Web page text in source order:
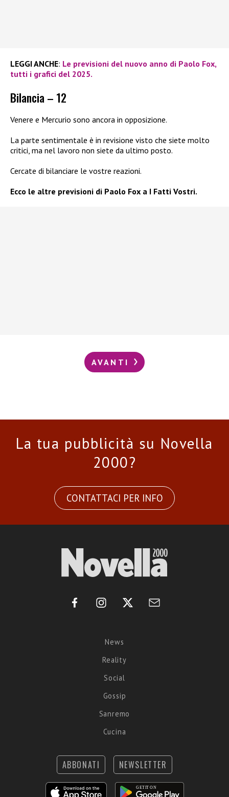
LEGGI ANCHE: Le previsioni del nuovo anno di Paolo Fox,
tutti i grafici del 2025.
Bilancia – 12
Venere e Mercurio sono ancora in opposizione.
La parte sentimentale è in revisione visto che siete molto
critici, ma nel lavoro non siete da ultimo posto.
Cercate di bilanciare le vostre reazioni.
Ecco le altre previsioni di Paolo Fox a I Fatti Vostri.
AVANTI
La tua pubblicità su Novella
2000?
CONTATTACI PER INFO
News
Reality
Social
Gossip
Sanremo
Cucina
ABBONATI NEWSLETTER